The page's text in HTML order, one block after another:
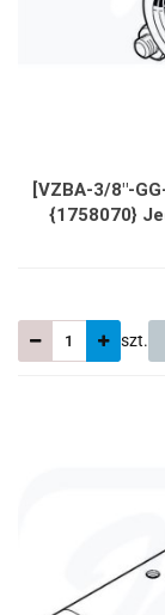
[VZBA-3/8"-
{1758070}
szt.